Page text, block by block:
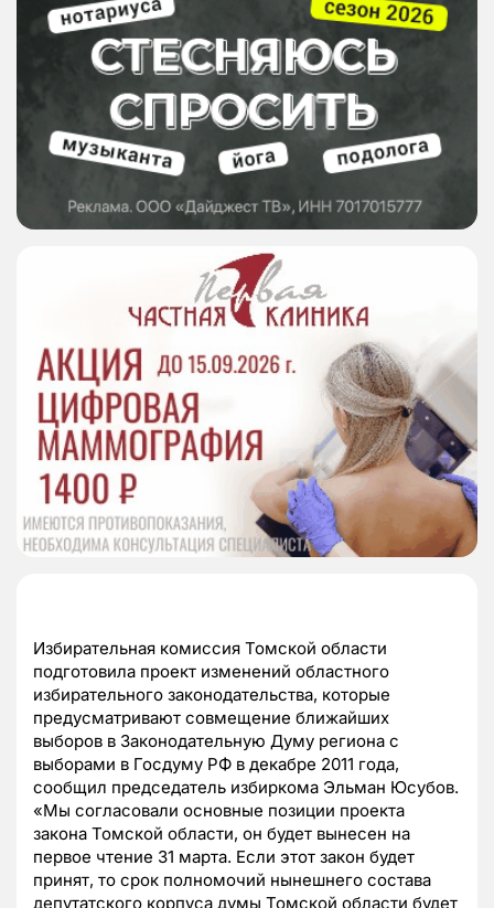
Избирательная комиссия Томской области
подготовила проект изменений областного
избирательного законодательства, которые
предусматривают совмещение ближайших
выборов в Законодательную Думу региона с
выборами в Госдуму РФ в декабре 2011 года,
сообщил председатель избиркома Эльман Юсубов.
«Мы согласовали основные позиции проекта
закона Томской области, он будет вынесен на
первое чтение 31 марта. Если этот закон будет
принят, то срок полномочий нынешнего состава
депутатского корпуса думы Томской области будет